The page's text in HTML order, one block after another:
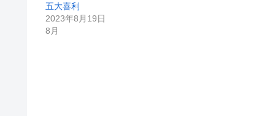
五大喜利
2023年8月19日
8月